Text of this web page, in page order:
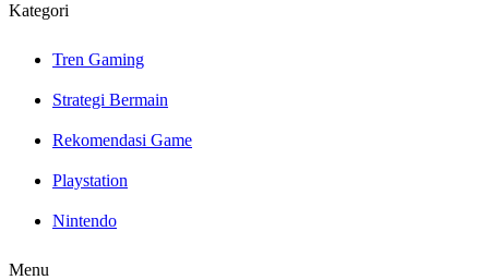
Kategori
Tren Gaming
Strategi Bermain
Rekomendasi Game
Playstation
Nintendo
Menu